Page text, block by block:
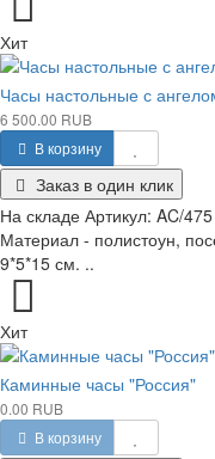
Хит
Часы настольные с
6 500.00 RUB
В корзину
Заказ в один клик
На складе Артикул: AC/475
Материал - полистоун,
9*5*15 см. ..
Хит
Каминные часы "Россия"
0.00 RUB
В корзину